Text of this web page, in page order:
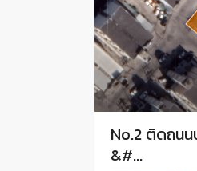
No.2 ติดถน
&#...